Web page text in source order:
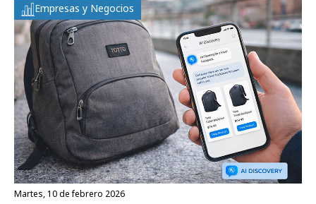
Empresas y Negocios
martes, 10 de febrero 2026